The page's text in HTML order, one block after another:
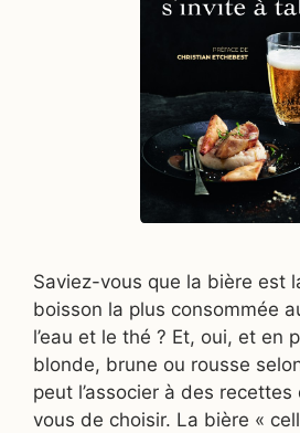
Saviez-vous que la bière est
boisson la plus consommée
l’eau et le thé ? Et, oui, et en
blonde, brune ou rousse
peut l’associer à des
vous de choisir. La bière «